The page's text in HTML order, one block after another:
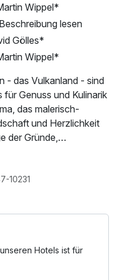
Wippel*
lesen
Gölles*
Wippel*
- das Vulkanland - sind
Genuss und Kulinarik
das malerisch-
und Herzlichkeit
der Gründe,
besuchen.
280 Ausflugsziele
oder ermäßigt.
Whiskey, Gin & Rum
Feiertage siehe
bis 8. Jänner
Parkplatz,
10231
Hotels ist für